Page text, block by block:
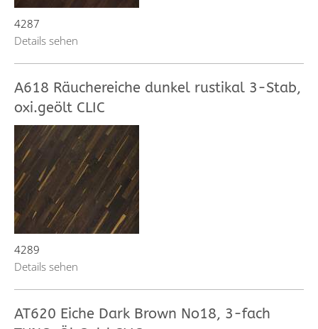
4287
Details sehen
A618 Räuchereiche dunkel rustikal 3-Stab,
oxi.geölt CLIC
4289
Details sehen
AT620 Eiche Dark Brown No18, 3-fach